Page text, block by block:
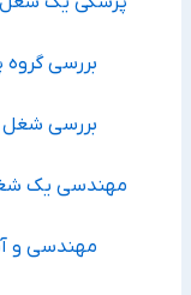
بررسی
بررسی شغل
مهندسی یک
مهندسی و